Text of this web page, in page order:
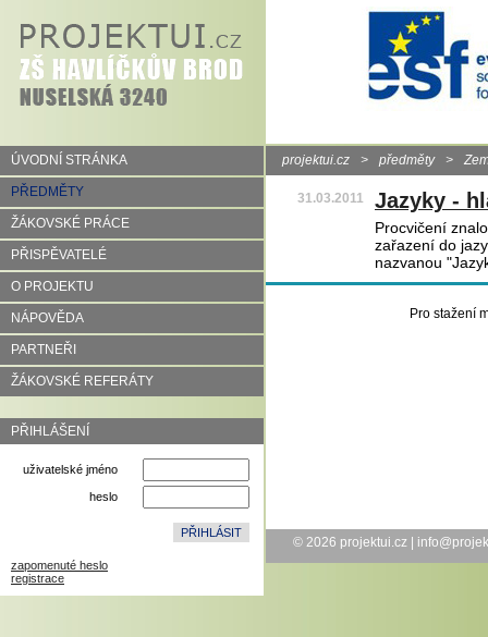
ÚVODNÍ STRÁNKA
PŘEDMĚTY
ŽÁKOVSKÉ PRÁCE
PŘISPĚVATELÉ
O PROJEKTU
NÁPOVĚDA
PARTNEŘI
ŽÁKOVSKÉ REFERÁTY
PŘIHLÁŠENÍ
uživatelské jméno
heslo
zapomenuté heslo
registrace
projektui.cz > předměty >
31.03.2011 Jazyky -
Procvičení
zařazení do
nazvanou
Pro stažení
© 2026 projektui.cz